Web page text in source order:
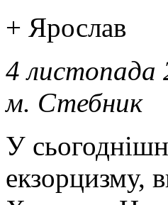
+ Ярослав
4 листопада
м. Стебник
У
екзорцизму,